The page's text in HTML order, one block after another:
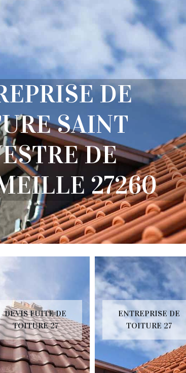
DE
SAINT
DE
27260
DEVIS FUITE DE
TOITURE 27
ENTREPRISE DE
TOITURE 27